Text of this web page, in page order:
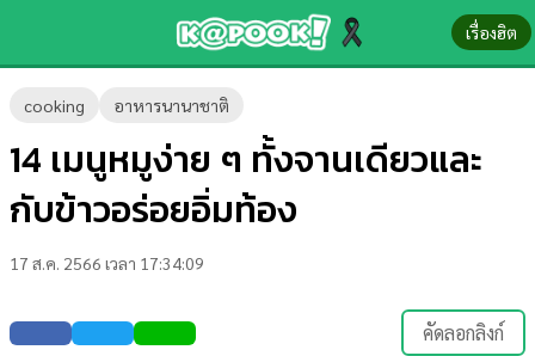
เรื่องฮิต
cooking อาหารนานาชาติ
14 เมนูหมูง่าย ๆ ทั้งจานเดียวและ
กับข้าวอร่อยอิ่มท้อง
17 ส.ค. 2566 เวลา 17:34:09
คัดลอกลิงก์
ข่าว-
ความ
รู้
บันเทิง